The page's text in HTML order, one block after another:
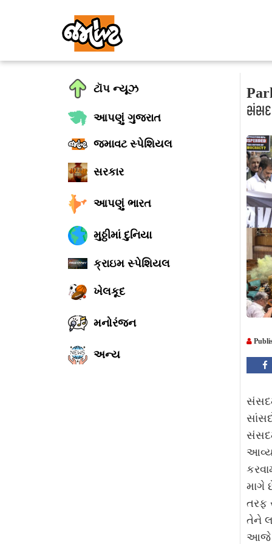
ટૉપ ન્યૂઝ
આપણું ગુજરાત
જમાવટ સ્પેશિયલ
સરકાર
આપણું ભારત
મુઠ્ઠીમાં દુનિયા
ક્રાઇમ સ્પેશિયલ
ખેલકૂદ
મનોરંજન
અન્ય
સંસદ
માગે
તરફ
તેને
આજે